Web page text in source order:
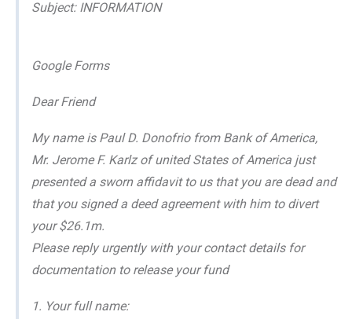
Subject: INFORMATION
Google Forms
Dear Friend
My name is Paul D. Donofrio from Bank of America,
Mr. Jerome F. Karlz of united States of America just
presented a sworn affidavit to us that you are dead and
that you signed a deed agreement with him to divert
your $26.1m.
Please reply urgently with your contact details for
documentation to release your fund
1. Your full name: